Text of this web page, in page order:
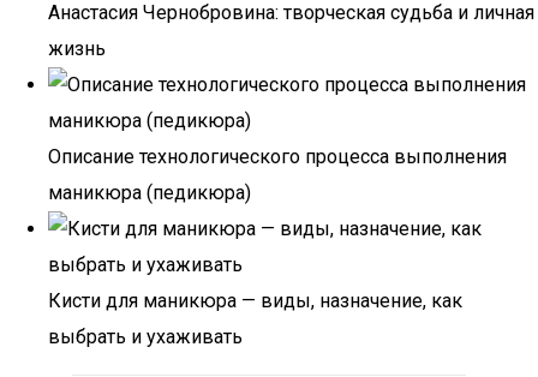
Анастасия Чернобровина: творческая судьба и личная
жизнь
Описание технологического процесса выполнения
маникюра (педикюра)
Кисти для маникюра — виды, назначение, как
выбрать и ухаживать